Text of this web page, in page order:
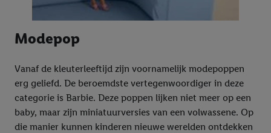
Modepop
Vanaf de kleuterleeftijd zijn voornamelijk modepoppen
erg geliefd. De beroemdste vertegenwoordiger in deze
categorie is Barbie. Deze poppen lijken niet meer op een
baby, maar zijn miniatuurversies van een volwassene. Op
die manier kunnen kinderen nieuwe werelden ontdekken